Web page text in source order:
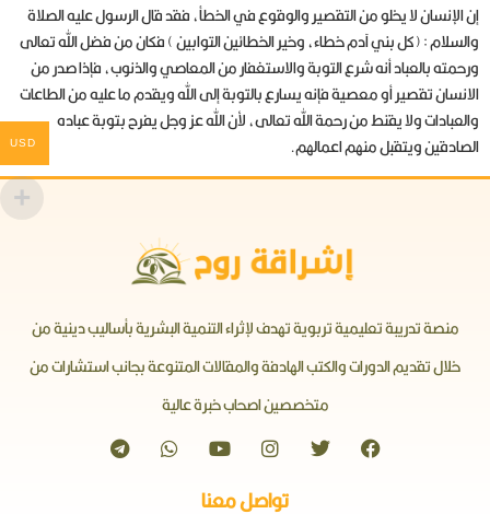
إن الإنسان لا يخلو من التقصير والوقوع في الخطأ، فقد قال الرسول عليه الصلاة
والسلام : (كل بني آدم خطاء، وخير الخطائين التوابين ) فكان من فضل الله تعالى
ورحمته بالعباد أنه شرع التوبة والاستغفار من المعاصي والذنوب، فإذا صدر من
الانسان تقصير أو معصية فإنه يسارع بالتوبة إلى الله ويقدم ما عليه من الطاعات
والعبادات ولا يقنط من رحمة الله تعالى، لأن الله عز وجل يفرح بتوبة عباده
الصادقين ويتقبل منهم اعمالهم.
منصة تدريبة تعليمية تربوية تهدف لإثراء التنمية البشرية بأساليب دينية من
خلال تقديم الدورات والكتب الهادفة والمقالات المتنوعة بجانب استشارات من
متخصصين اصحاب خبرة عالية
تواصل معنا
USD